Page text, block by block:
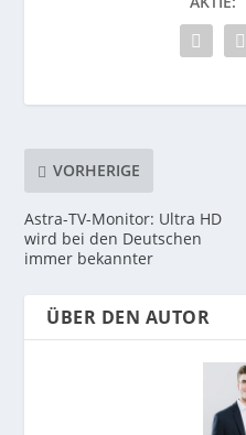
VORHERIGE
Astra-TV-Monitor: Ultra HD
wird bei den Deutschen
immer bekannter
ÜBER DEN AUTOR